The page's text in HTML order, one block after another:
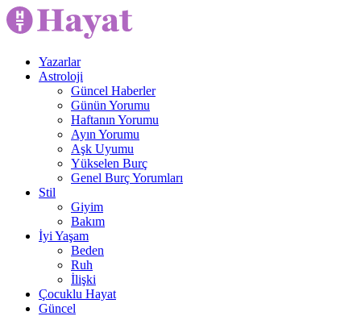
Yazarlar
Astroloji
Güncel Haberler
Günün Yorumu
Haftanın Yorumu
Ayın Yorumu
Aşk Uyumu
Yükselen Burç
Genel Burç Yorumları
Stil
Giyim
Bakım
İyi Yaşam
Beden
Ruh
İlişki
Çocuklu Hayat
Güncel